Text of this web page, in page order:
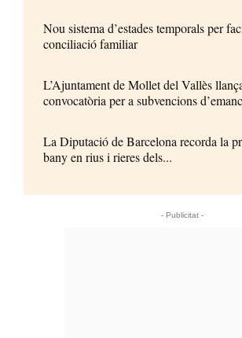
Nou sistema d’estades temporals per
conciliació familiar
L’Ajuntament de Mollet del Vallès
convocatòria per a subvencions
La Diputació de Barcelona recorda la
bany en rius i rieres dels...
- Publicitat -